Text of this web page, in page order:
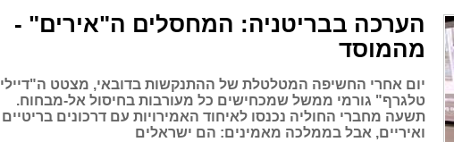
הערכה בבריטניה: המחסלים ה"אירים" -
מהמוסד
יום אחרי החשיפה המטלטלת של ההתנקשות בדובאי, מצטט ה"דיילי
טלגרף" גורמי ממשל שמכחישים כל מעורבות בחיסול אל-מבחוח.
תשעה מחברי החוליה נכנסו לאיחוד האמירויות עם דרכונים בריטיים
ואיריים, אבל בממלכה מאמינים: הם ישראלים